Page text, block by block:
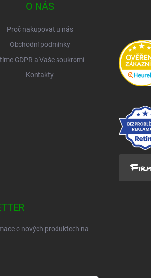
O NÁS
Proč nakupovat u nás
Obchodní podmínky
GDPR a Vaše soukromí
Kontakty
o nových produktech na